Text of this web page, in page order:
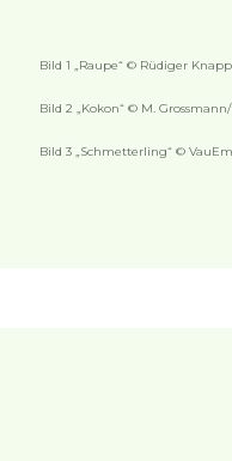
Bild 1 „Raupe“ © Rüdiger
Bild 2 „Kokon“ © M. Grossmann/
Bild 3 „Schmetterling“ ©